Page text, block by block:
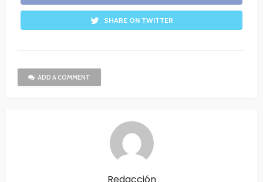
SHARE ON TWITTER
ADD A COMMENT
Redacción